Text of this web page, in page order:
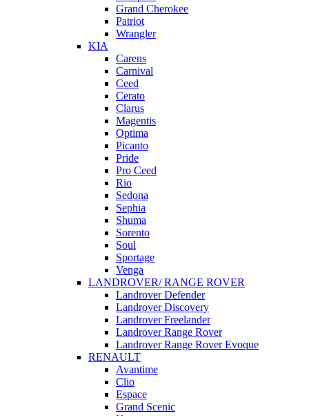
Grand Cherokee
Patriot
Wrangler
KIA
Carens
Carnival
Ceed
Cerato
Clarus
Magentis
Optima
Picanto
Pride
Pro Ceed
Rio
Sedona
Sephia
Shuma
Sorento
Soul
Sportage
Venga
LANDROVER/ RANGE ROVER
Landrover Defender
Landrover Discovery
Landrover Freelander
Landrover Range Rover
Landrover Range Rover Evoque
RENAULT
Avantime
Clio
Espace
Grand Scenic